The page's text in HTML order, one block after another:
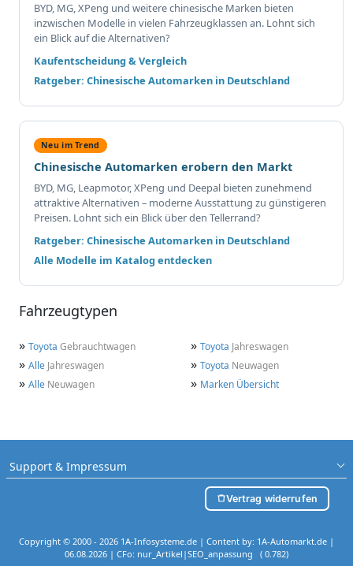
BYD, MG, XPeng und weitere chinesische Marken bieten
inzwischen Modelle in vielen Fahrzeugklassen an. Lohnt sich
ein Blick auf die Alternativen?
Kaufentscheidung & Vergleich
Ratgeber: Chinesische Automarken in Deutschland
Neu im Trend
Chinesische Automarken erobern den Markt
BYD, MG, Leapmotor, XPeng und Deepal bieten zunehmend
attraktive Alternativen – moderne Ausstattung zu günstigeren
Preisen. Lohnt sich ein Blick über den Tellerrand?
Ratgeber: Chinesische Automarken in Deutschland
Alle Modelle im Katalog entdecken
Fahrzeugtypen
» Toyota Gebrauchtwagen » Toyota Jahreswagen
» Alle Jahreswagen » Toyota Neuwagen
» Alle Neuwagen » Marken Übersicht
Support & Impressum
Vertrag widerrufen
Copyright © 2000 - 2026 1A-Infosysteme.de | Content by: 1A-Automarkt.de |
06.08.2026 | CFo: nur_Artikel|SEO_anpassung ( 0.782)